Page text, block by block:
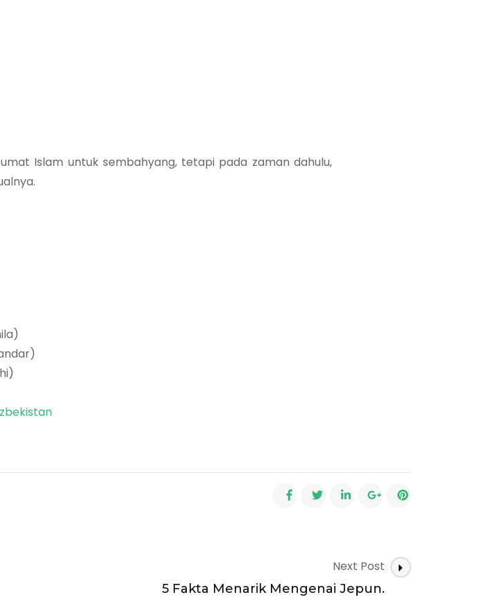
Islam untuk sembahyang, tetapi pada zaman dahulu,
Next Post
5 Fakta Menarik Mengenai Jepun.